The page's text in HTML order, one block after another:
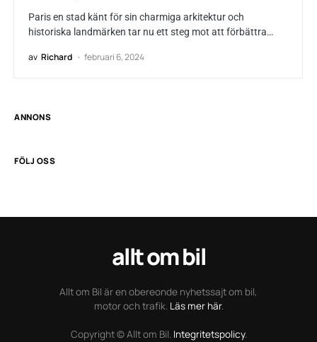
Paris en stad känt för sin charmiga arkitektur och
historiska landmärken tar nu ett steg mot att förbättra…
av Richard februari 6, 2024
ANNONS
FÖLJ OSS
allt om bil
Allt om Bil är en obereonde nyhetssajt om bil,
motor och trafik. Läs mer här.
Copyright © Allt om Bil. Integritetspolicy.